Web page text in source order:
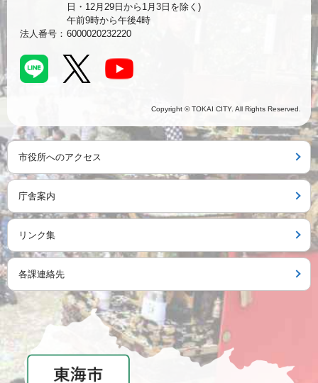
日・12月29日から1月3日を除く)
午前9時から午後4時
法人番号： 6000020232220
Copyright © TOKAI CITY. All Rights Reserved.
市役所へのアクセス
庁舎案内
リンク集
各課連絡先